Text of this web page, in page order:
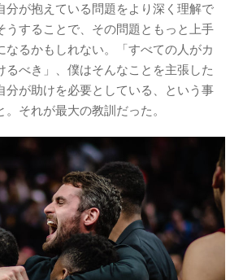
分が抱えている問題をより深く理解で
うすることで、その問題ともっと上手
なるかもしれない。「すべての人がカ
るべき」、僕はそんなことを主張した
分が助けを必要としている、という事
それが最大の教訓だった。